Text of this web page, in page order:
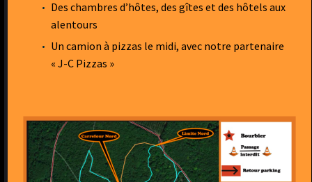
Des chambres d’hôtes, des gîtes et des hôtels aux
alentours
Un camion à pizzas le midi, avec notre partenaire
« J-C Pizzas »